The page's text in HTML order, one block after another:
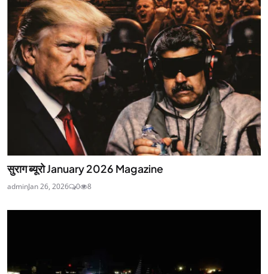
सुराग ब्यूरो January 2026 Magazine
adminJan 26, 2026 0 8